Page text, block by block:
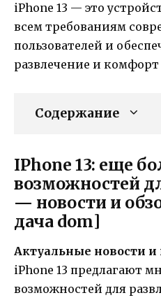
iPhone 13 — это
всем требованиям
пользователей и
развлечение и
Содержание
IPhone 13: еще
возможностей
— новости и
дача dom]
Актуальные новости и
iPhone 13 предлагают
возможностей для